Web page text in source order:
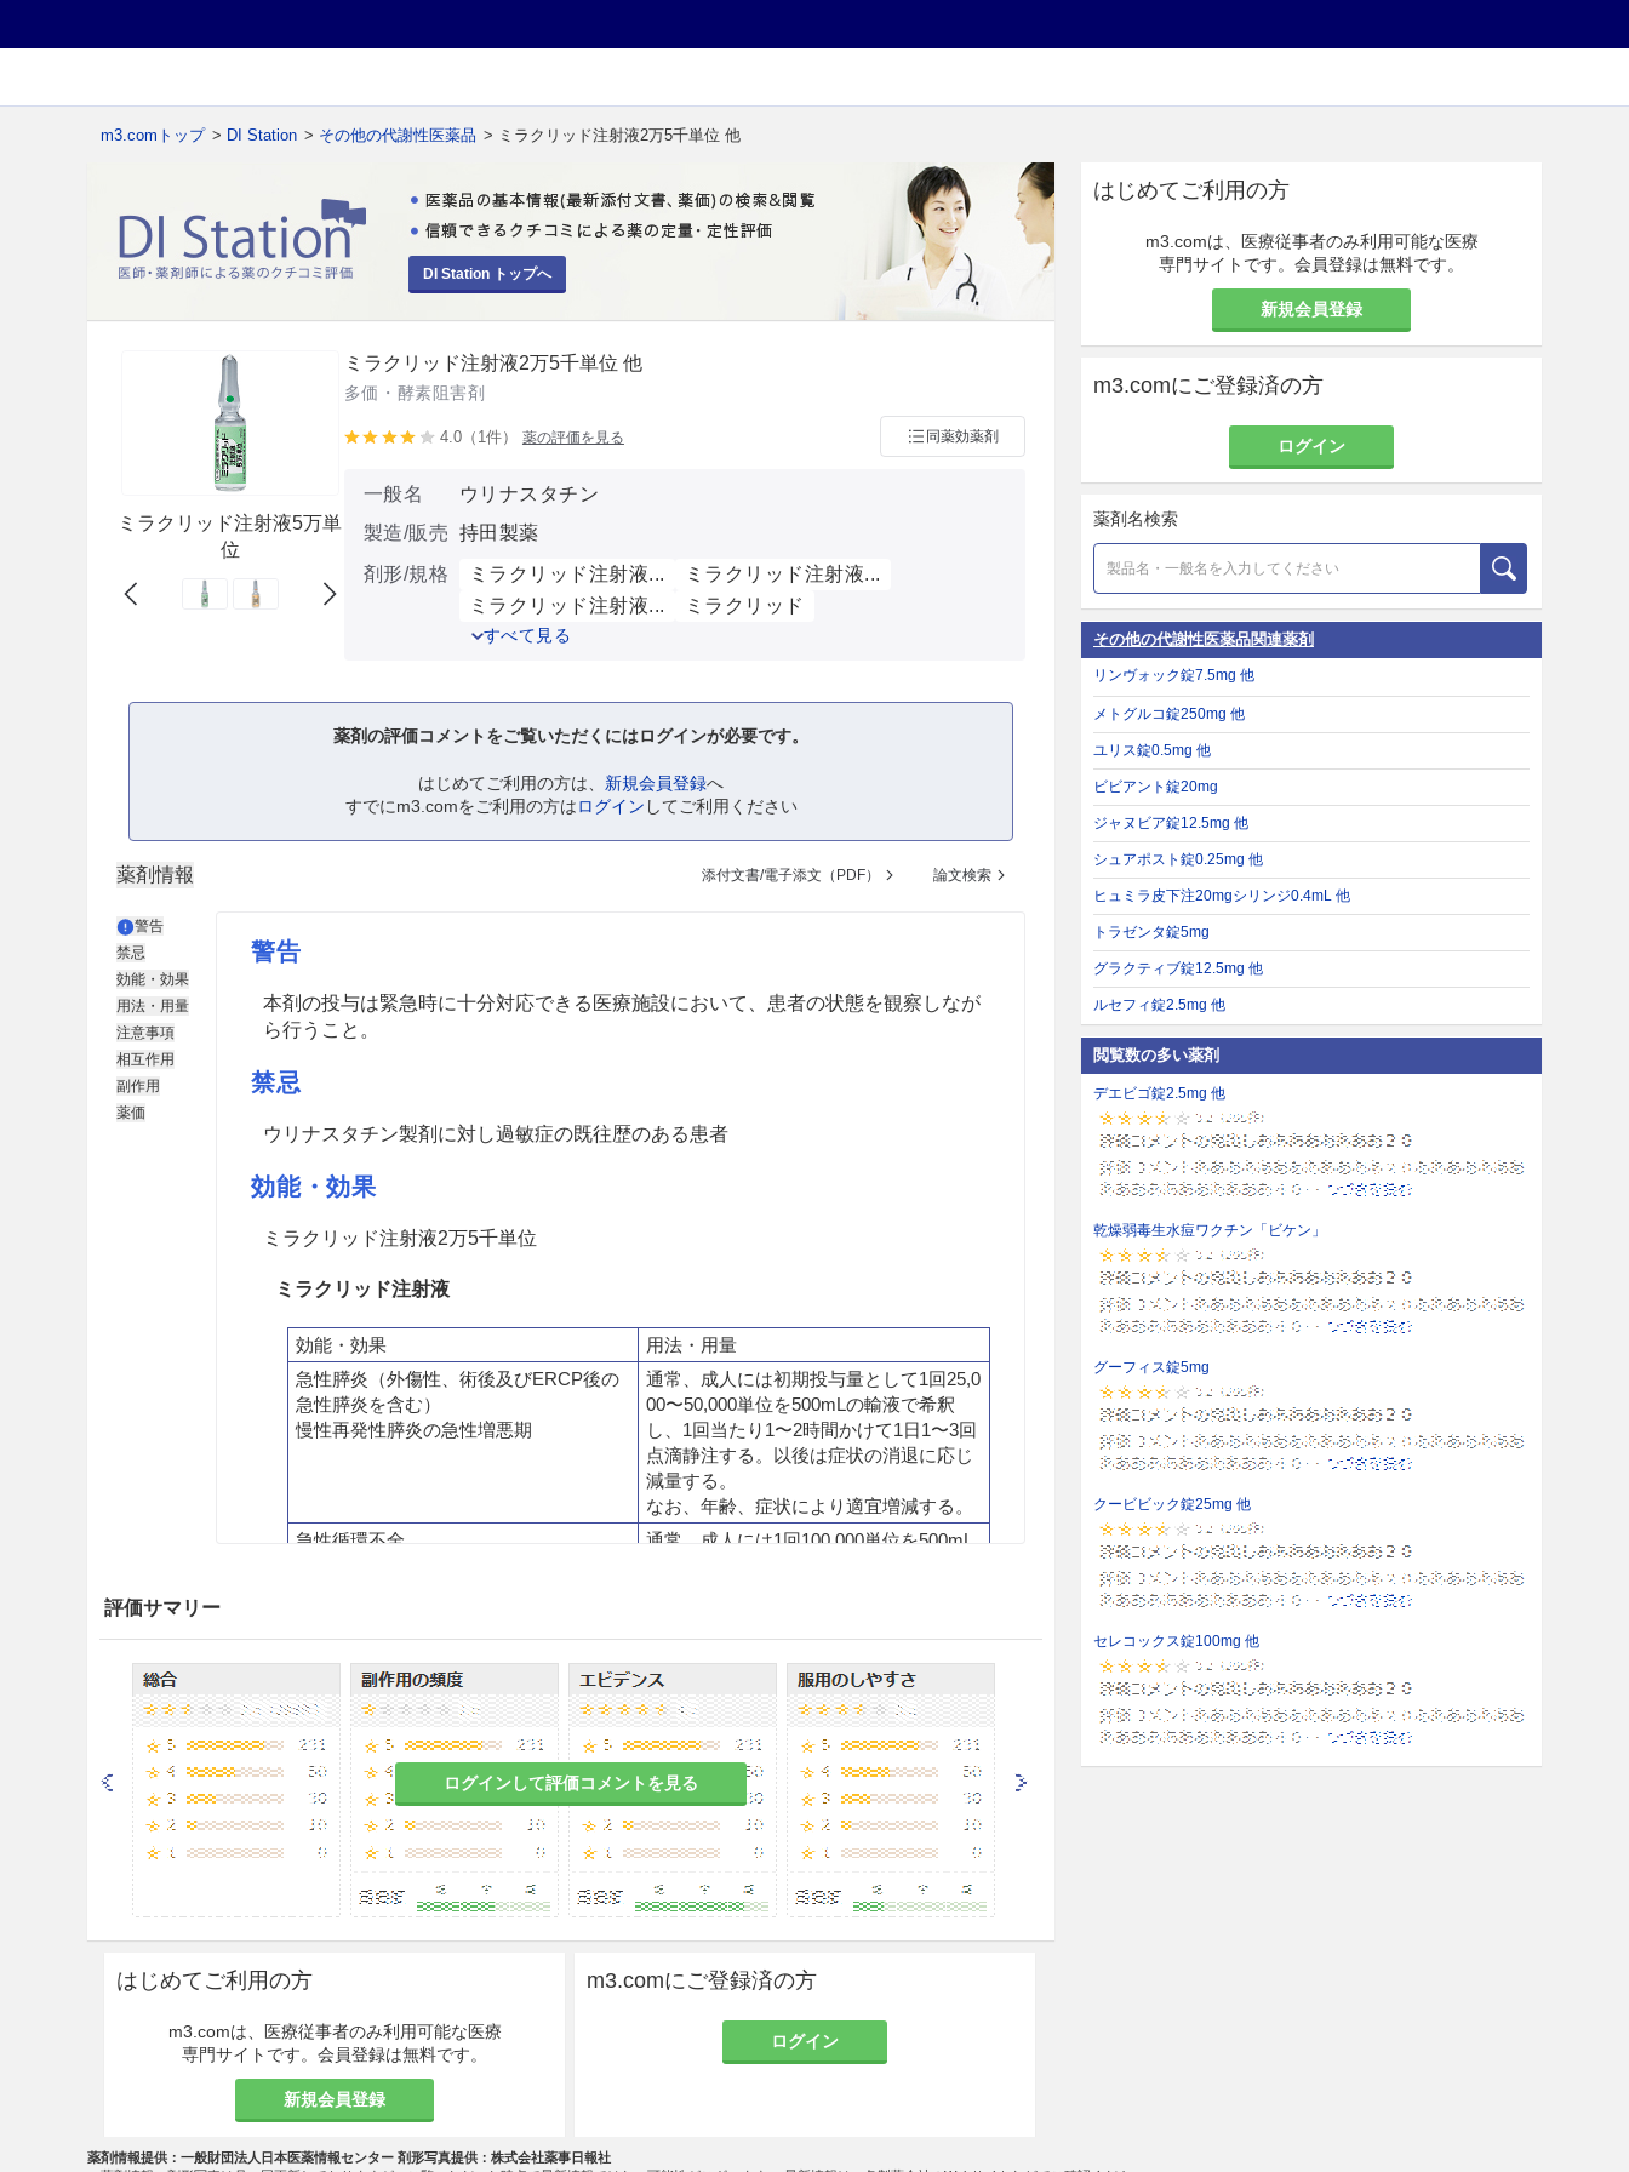
m3.comトップ > DI Station > その他の代謝性医薬品 > ミラクリッド注射液2万5千単位 他
DI Station トップへ
ミラクリッド注射液5万単
位
ミラクリッド注射液2万5千単位 他
多価・酵素阻害剤
4.0（1件） 薬の評価を見る 同薬効薬剤
一般名
ウリナスタチン
製造/販売 持田製薬
剤形/規格
ミラクリッド注射液...
ミラクリッド注射液...
ミラクリッド注射液...
ミラクリッド
すべて見る
薬剤の評価コメントをご覧いただくにはログインが必要です。
はじめてご利用の方は、 新規会員登録へ
すでにm3.comをご利用の方はログイン してご利用ください
薬剤情報 添付文書/電子添文（PDF） 論文検索
警告
禁忌
効能・効果
用法・用量
注意事項
相互作用
副作用
薬価
警告
本剤の投与は緊急時に十分対応できる医療施設において、患者の状態を観察しなが
ら行うこと。
禁忌
ウリナスタチン製剤に対し過敏症の既往歴のある患者
効能・効果
ミラクリッド注射液2万5千単位
ミラクリッド注射液
効能・効果
用法・用量
急性膵炎（外傷性、術後及びERCP後の
急性膵炎を含む）
慢性再発性膵炎の急性増悪期
通常、成人には初期投与量として1回25,0
00〜50,000単位を500mLの輸液で希釈
し、1回当たり1〜2時間かけて1日1〜3回
点滴静注する。以後は症状の消退に応じ
減量する。
なお、年齢、症状により適宜増減する。
急性循環不全
通常、成人には1回100,000単位を500mL
る。
なお、年齢、症状により適宜増減する。
用法・容量
ミラクリッド注射液2万5千単位
ミラクリッド注射液
効能・効果
用法・用量
急性膵炎（外傷性、術後及びERCP後の
急性膵炎を含む）
慢性再発性膵炎の急性増悪期
通常、成人には初期投与量として1回25,0
00〜50,000単位を500mLの輸液で希釈
し、1回当たり1〜2時間かけて1日1〜3回
点滴静注する。以後は症状の消退に応じ
減量する。
なお、年齢、症状により適宜増減する。
急性循環不全
（出血性ショック、細菌性ショック、外
傷性ショック、熱傷性ショック）
評価サマリー
ログインして評価コメントを見る
はじめてご利用の方
m3.comは、医療従事者のみ利用可能な医療
専門サイトです。会員登録は無料です。
新規会員登録
m3.comにご登録済の方
ログイン
はじめてご利用の方
m3.comは、医療従事者のみ利用可能な医療
専門サイトです。会員登録は無料です。
新規会員登録
m3.comにご登録済の方
ログイン
薬剤名検索
その他の代謝性医薬品関連薬剤
リンヴォック錠7.5mg 他
メトグルコ錠250mg 他
ユリス錠0.5mg 他
ビビアント錠20mg
ジャヌビア錠12.5mg 他
シュアポスト錠0.25mg 他
ヒュミラ皮下注20mgシリンジ0.4mL 他
トラゼンタ錠5mg
グラクティブ錠12.5mg 他
ルセフィ錠2.5mg 他
閲覧数の多い薬剤
デエビゴ錠2.5mg 他
乾燥弱毒生水痘ワクチン「ビケン」
グーフィス錠5mg
クービビック錠25mg 他
セレコックス錠100mg 他
薬剤情報提供：一般財団法人日本医薬情報センター 剤形写真提供：株式会社薬事日報社